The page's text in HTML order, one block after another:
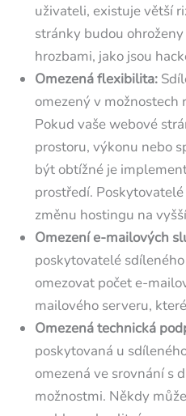
uživateli, existuje větší
stránky budou
hrozbami, jako jsou
Omezená flexibilita:
omezený v možnostech
Pokud vaše webové
prostoru, výkonu nebo
být obtížné je
prostředí.
změnu hostingu na
Omezení e-mailových
poskytovatelé
omezovat počet e-
mailového serveru,
Omezená technická
poskytovaná u
omezená ve srovnání s
možnostmi. Někdy